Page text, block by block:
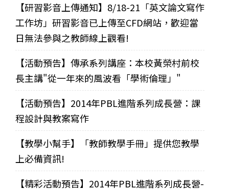
【研習影音上傳通知】8/18-21「英文論文寫作
工作坊」研習影音已上傳至CFD網站，歡迎當
日無法參與之教師線上觀看!
【活動預告】傳承系列講座：本校黃榮村前校
長主講"從一年來的風波看「學術倫理」"
【活動預告】2014年PBL進階系列成長營：課
程設計與教案寫作
【教學小幫手】「教師教學手冊」提供您教學
上必備資訊!
【精彩活動預告】2014年PBL進階系列成長營-